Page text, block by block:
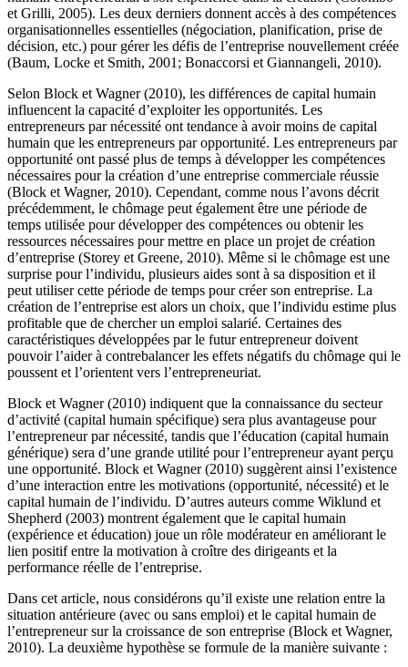
et Grilli, 2005). Les deux derniers donnent accès à des compétences
organisationnelles essentielles (négociation, planification, prise de
décision, etc.) pour gérer les défis de l’entreprise nouvellement créée
(Baum, Locke et Smith, 2001; Bonaccorsi et Giannangeli, 2010).
Selon Block et Wagner (2010), les différences de capital humain
influencent la capacité d’exploiter les opportunités. Les
entrepreneurs par nécessité ont tendance à avoir moins de capital
humain que les entrepreneurs par opportunité. Les entrepreneurs par
opportunité ont passé plus de temps à développer les compétences
nécessaires pour la création d’une entreprise commerciale réussie
(Block et Wagner, 2010). Cependant, comme nous l’avons décrit
précédemment, le chômage peut également être une période de
temps utilisée pour développer des compétences ou obtenir les
ressources nécessaires pour mettre en place un projet de création
d’entreprise (Storey et Greene, 2010). Même si le chômage est une
surprise pour l’individu, plusieurs aides sont à sa disposition et il
peut utiliser cette période de temps pour créer son entreprise. La
création de l’entreprise est alors un choix, que l’individu estime plus
profitable que de chercher un emploi salarié. Certaines des
caractéristiques développées par le futur entrepreneur doivent
pouvoir l’aider à contrebalancer les effets négatifs du chômage qui le
poussent et l’orientent vers l’entrepreneuriat.
Block et Wagner (2010) indiquent que la connaissance du secteur
d’activité (capital humain spécifique) sera plus avantageuse pour
l’entrepreneur par nécessité, tandis que l’éducation (capital humain
générique) sera d’une grande utilité pour l’entrepreneur ayant perçu
une opportunité. Block et Wagner (2010) suggèrent ainsi l’existence
d’une interaction entre les motivations (opportunité, nécessité) et le
capital humain de l’individu. D’autres auteurs comme Wiklund et
Shepherd (2003) montrent également que le capital humain
(expérience et éducation) joue un rôle modérateur en améliorant le
lien positif entre la motivation à croître des dirigeants et la
performance réelle de l’entreprise.
Dans cet article, nous considérons qu’il existe une relation entre la
situation antérieure (avec ou sans emploi) et le capital humain de
l’entrepreneur sur la croissance de son entreprise (Block et Wagner,
2010). La deuxième hypothèse se formule de la manière suivante :